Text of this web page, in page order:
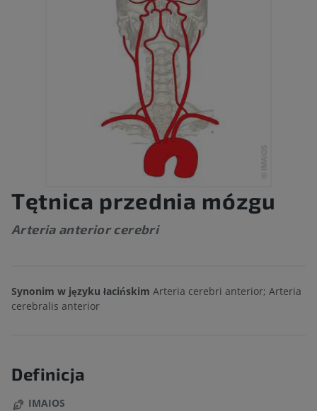
Tętnica przednia mózgu
Arteria anterior cerebri
Synonim w języku łacińskim Arteria cerebri anterior; Arteria
cerebralis anterior
Definicja
IMAIOS